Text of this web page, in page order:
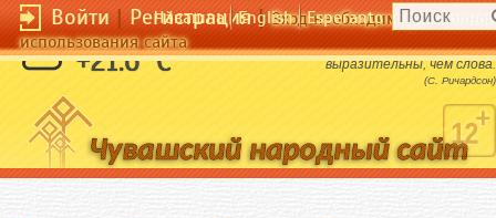
Войти|Регистрация|Вход необходим для
использования сайта
Чӑвашла English Esperanto
+21.6 °C
Наружность и манеры более
выразительны, чем слова.
(С. Ричардсон)